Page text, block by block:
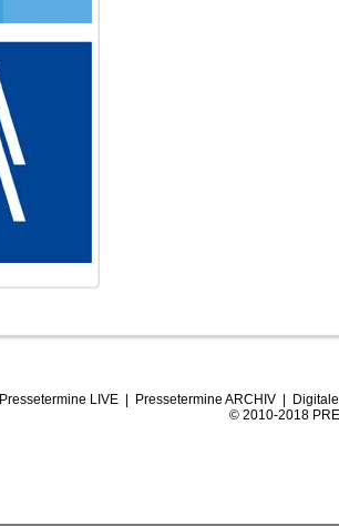
Pressetermine LIVE| Pressetermine ARCHIV|
© 2010-2018